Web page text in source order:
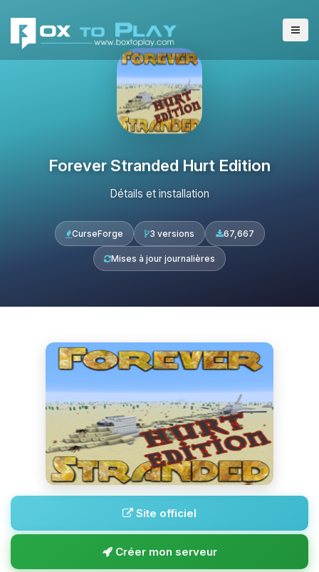
Forever Stranded Hurt Edition
Détails et installation
CurseForge 3 versions 67,667
Mises à jour journalières
Site officiel
Créer mon serveur